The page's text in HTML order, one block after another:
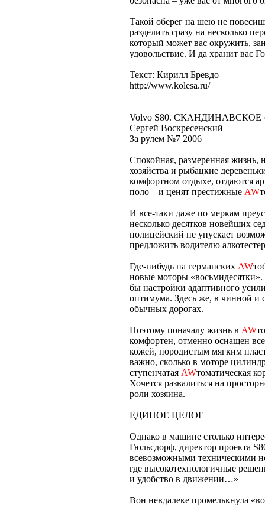
Такой оберег на шею не
разделить сразу на несколько
который может вас окружить,
удовольствие. И да хранит вас
Текст: Кирилл Бревдо
http://www.kolesa.ru/
Volvo S80. СКАНДИНАВСКОЕ
Сергей Воскресенский
За рулем №7 2006
Спокойная, размеренная жизнь,
хозяйства и рыбацкие
комфортном отдыхе, отдаются
поло – и ценят престижные AW
И все-таки даже по меркам
несколько десятков новейших
полицейский не упускает
предложить водителю
Где-нибудь на германских AW
новые моторы
бы настройки адаптивного
оптимума. Здесь же, в чинной и
обычных дорогах.
Поэтому поначалу жизнь в AW
комфортен, отменно оснащен
кожей, породистым мягким
важно, сколько в моторе
ступенчатая AWтоматическая
Хочется развалиться на
роли хозяина.
ЕДИНОЕ ЦЕЛОЕ
Однако в машине столько
Гюльсдорф, директор проекта
всевозможными техническими
где высокотехнологичные
и удобство в движении…»
Вон невдалеке промелькнула